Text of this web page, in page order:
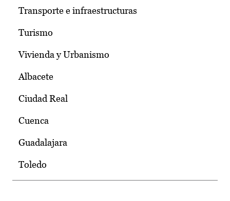
Transporte e infraestructuras
Turismo
Vivienda y Urbanismo
Albacete
Ciudad Real
Cuenca
Guadalajara
Toledo